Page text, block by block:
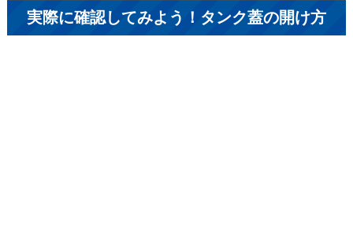
実際に確認してみよう！タンク蓋の開け方